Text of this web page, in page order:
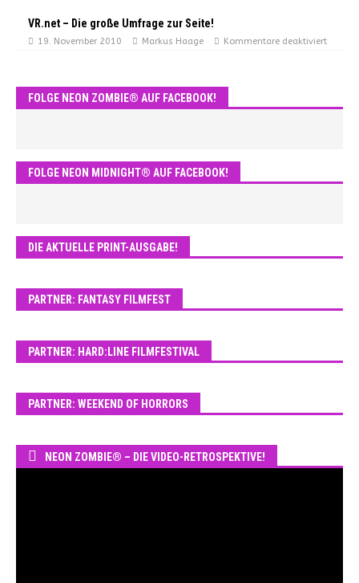
VR.net – Die große Umfrage zur Seite!
19. November 2010 Markus Haage Kommentare deaktiviert
FOLGE NEON ZOMBIE® AUF FACEBOOK!
FOLGE NEON MIDNIGHT® AUF FACEBOOK!
DIE AKTUELLE PRINT-AUSGABE!
PARTNER: FANTASY FILMFEST
PARTNER: HARD:LINE FILMFESTIVAL
PARTNER: WEEKEND OF HORRORS
NEON ZOMBIE® – DIE VIDEO-RETROSPEKTIVE!